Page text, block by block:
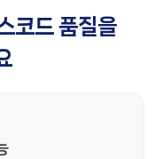
코드 품질을